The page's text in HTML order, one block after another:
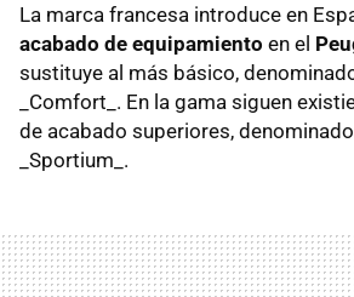
La marca francesa introduce en
acabado de equipamiento en el
sustituye al más básico,
_Comfort_. En la gama siguen
de acabado superiores,
_Sportium_.